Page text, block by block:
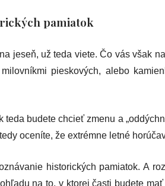
pamiatok
jeseň, už teda viete. Čo vás však
pieskových, alebo
budete chcieť zmenu a
oceníte, že extrémne letné
historických pamiatok. A
na to, v ktorej časti budete